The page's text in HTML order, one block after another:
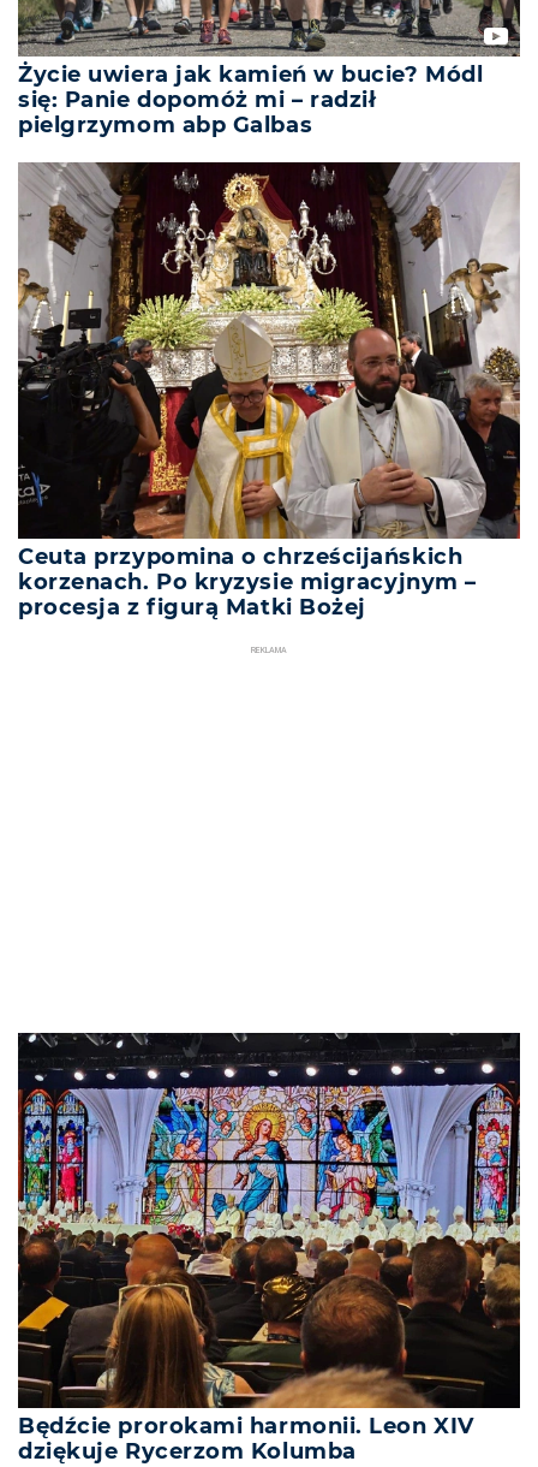
Życie uwiera jak kamień w bucie? Módl
się: Panie dopomóż mi – radził
pielgrzymom abp Galbas
Ceuta przypomina o chrześcijańskich
korzenach. Po kryzysie migracyjnym –
procesja z figurą Matki Bożej
REKLAMA
Będźcie prorokami harmonii. Leon XIV
dziękuje Rycerzom Kolumba